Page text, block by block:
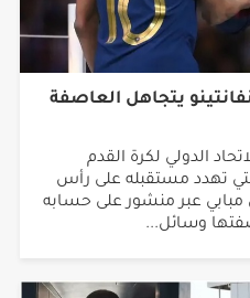
يتجاهل العاصفة
الدولي لكرة القدم
التي تهدد مستقبله على رأس
مبابي عبر منشور على حسابه
وسائل...